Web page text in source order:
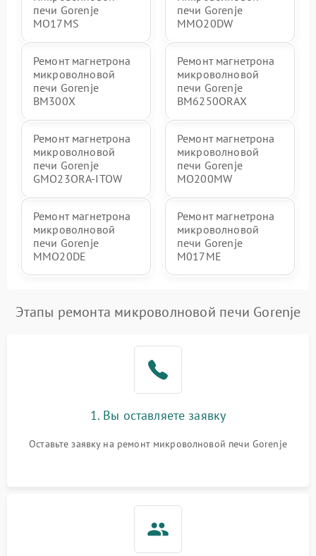
печи Gorenje
MO17MS
печи Gorenje
MMO20DW
Ремонт магнетрона
микроволновой
печи Gorenje
BM300X
Ремонт магнетрона
микроволновой
печи Gorenje
BM6250ORAX
Ремонт магнетрона
микроволновой
печи Gorenje
GMO23ORA-ITOW
Ремонт магнетрона
микроволновой
печи Gorenje
MO200MW
Ремонт магнетрона
микроволновой
печи Gorenje
MMO20DE
Ремонт магнетрона
микроволновой
печи Gorenje
M017ME
Этапы ремонта микроволновой печи Gorenje
1. Вы оставляете заявку
Оставьте заявку на ремонт микроволновой печи Gorenje